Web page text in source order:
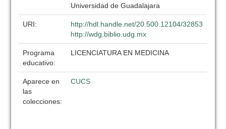
Universidad de Guadalajara
URI:
http://hdl.handle.net/20.500.12104/32853
http://wdg.biblio.udg.mx
Programa
educativo:
LICENCIATURA EN MEDICINA
Aparece en
las
colecciones:
CUCS